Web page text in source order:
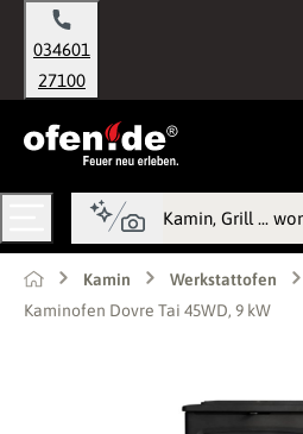
springen
034601
27100
Kamin
Werkstattofen
Kaminofen Dovre Tai 45WD, 9 kW